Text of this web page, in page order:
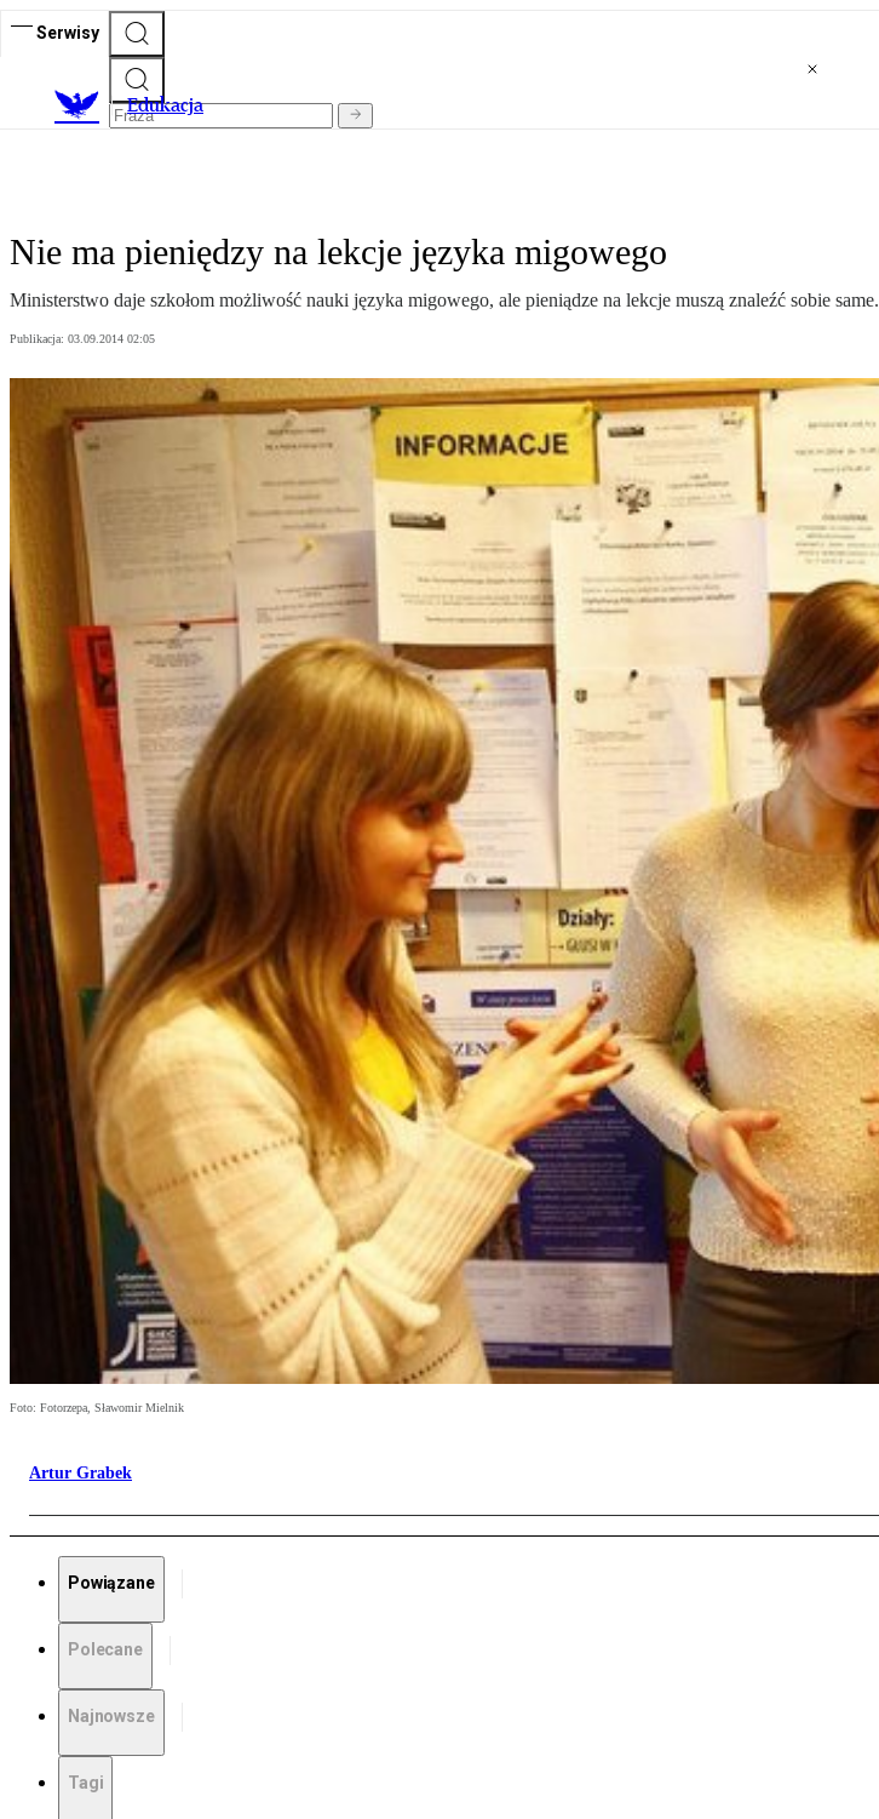
Serwisy
Edukacja
Nie ma pieniędzy na lekcje języka migowego
Ministerstwo daje szkołom możliwość nauki języka migowego, ale pieniądze na lekcje muszą znaleźć sobie same.
Publikacja: 03.09.2014 02:05
Foto: Fotorzepa, Sławomir Mielnik
Artur Grabek
Powiązane
Polecane
Najnowsze
Tagi